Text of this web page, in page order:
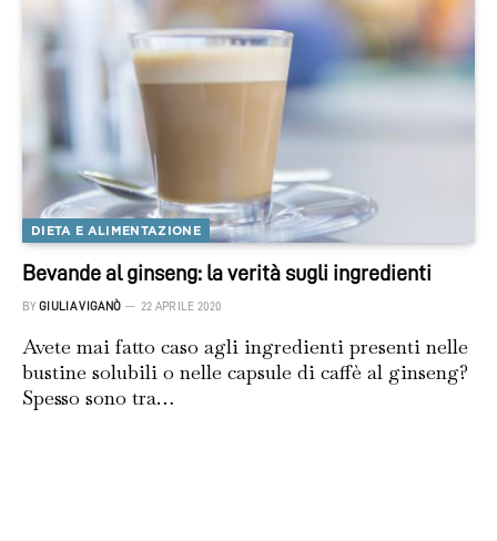
DIETA E ALIMENTAZIONE
Bevande al ginseng: la verità sugli ingredienti
BY GIULIA VIGANÒ 22 APRILE 2020
Avete mai fatto caso agli ingredienti presenti nelle
bustine solubili o nelle capsule di caffè al ginseng?
Spesso sono tra…